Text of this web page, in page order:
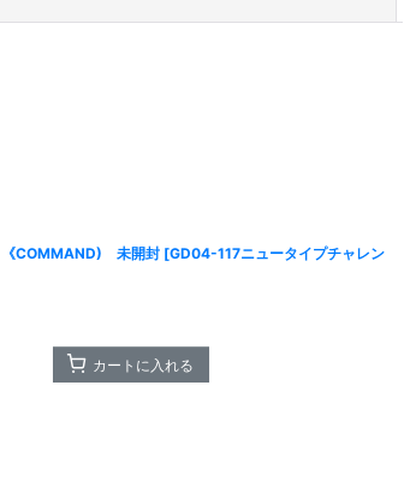
《COMMAND) 未開封 [GD04-117ニュータイプチャレン
カートに入れる